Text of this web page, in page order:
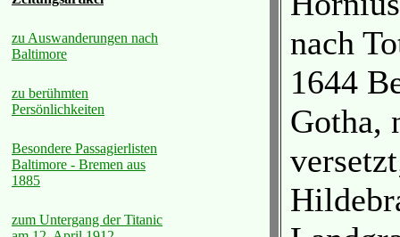
zu Auswanderungen nach
Baltimore
zu berühmten
Persönlichkeiten
Besondere Passagierlisten
Baltimore - Bremen aus
1885
zum Untergang der Titanic
nach
1644
Gotha,